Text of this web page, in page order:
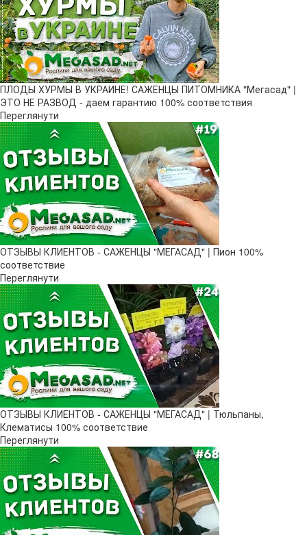
ПЛОДЫ ХУРМЫ В УКРАИНЕ! САЖЕНЦЫ ПИТОМНИКА "Мегасад" |
ЭТО НЕ РАЗВОД - даем гарантию 100% соответствия
Переглянути
ОТЗЫВЫ КЛИЕНТОВ - САЖЕНЦЫ "МЕГАСАД" | Пион 100%
соответствие
Переглянути
ОТЗЫВЫ КЛИЕНТОВ - САЖЕНЦЫ "МЕГАСАД" | Тюльпаны,
Клематисы 100% соответствие
Переглянути